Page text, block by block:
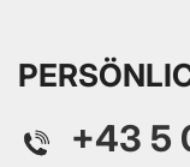
+43 5